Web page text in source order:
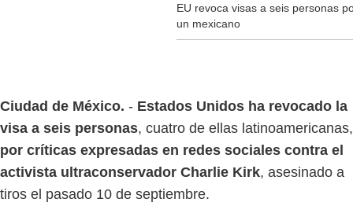
EU revoca visas a seis personas
un mexicano
Ciudad de México. - Estados Unidos ha revocado la
visa a seis personas, cuatro de ellas latinoamericanas,
por críticas expresadas en redes sociales contra el
activista ultraconservador Charlie Kirk, asesinado a
tiros el pasado 10 de septiembre.